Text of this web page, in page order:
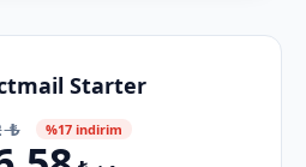
Starter
₺ %17 indirim